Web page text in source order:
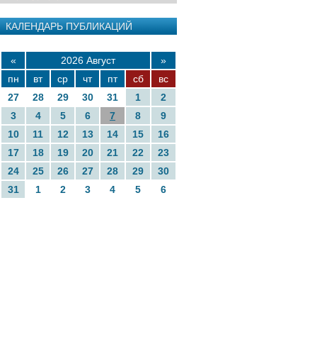
КАЛЕНДАРЬ ПУБЛИКАЦИЙ
« 2026 Август
»
пн
вт ср чт пт сб
вс
27
28 29 30 31 1
2
3
4 5 6 7 8
9
10
11 12 13 14 15
16
17
18 19 20 21 22
23
24
25 26 27 28 29
30
31
1 2 3 4 5 6